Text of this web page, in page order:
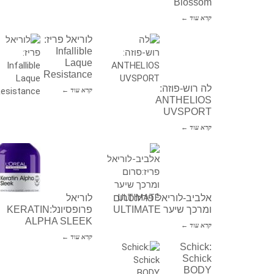
Blossom
קרא עוד ←
לוריאל פריז:
Infallible
Laque
Resistance
קרא עוד ←
לה רוש-פוזה:
ANTHELIOS
UVSPORT
קרא עוד ←
לוריאל
פרופסיונל:KERATIN
ALPHA SLEEK
קרא עוד ←
אלביב-לוריאל פריז:סרום
ומרכך שיער ULTIMATE
קרא עוד ←
Schick:
Schick
BODY